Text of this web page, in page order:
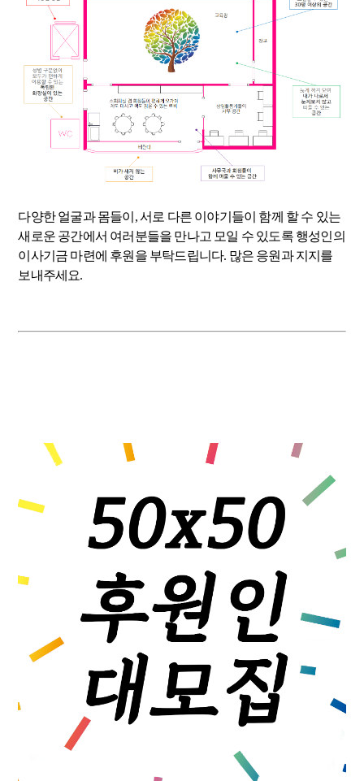
다양한 얼굴과 몸들이, 서로 다른 이야기들이 함께 할 수 있는
새로운 공간에서 여러분들을 만나고 모일 수 있도록 행성인의
이사기금 마련에 후원을 부탁드립니다. 많은 응원과 지지를
보내주세요.